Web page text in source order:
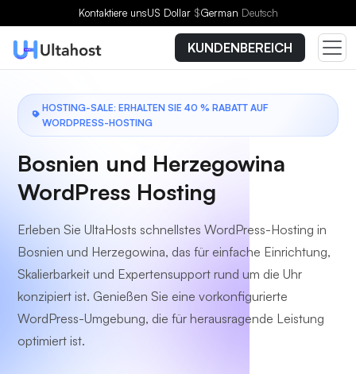
Kontaktiere unsUS Dollar $German Deutsch
KUNDENBEREICH
HOSTING-SALE: ERHALTEN SIE 40 % RABATT AUF
WORDPRESS-HOSTING
Bosnien und Herzegowina
WordPress Hosting
Erleben Sie UltaHosts schnellstes WordPress-Hosting in
Bosnien und Herzegowina, das für einfache Einrichtung,
Skalierbarkeit und Expertensupport rund um die Uhr
konzipiert ist. Genießen Sie eine vorkonfigurierte
WordPress-Umgebung, die für herausragende Leistung
optimiert ist.